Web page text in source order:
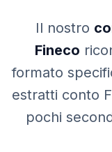
Il nostro
Fineco
formato
estratti conto
pochi